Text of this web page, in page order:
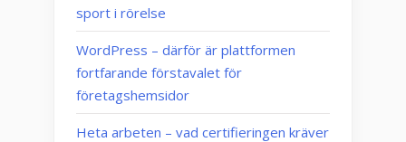
sport i rörelse
WordPress – därför är plattformen
fortfarande förstavalet för
företagshemsidor
Heta arbeten – vad certifieringen kräver